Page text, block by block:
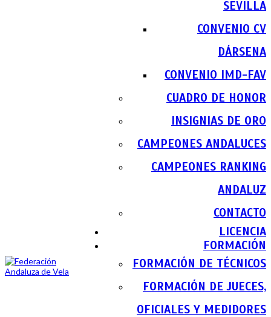
SEVILLA
CONVENIO CV
DÁRSENA
CONVENIO IMD-FAV
CUADRO DE HONOR
INSIGNIAS DE ORO
CAMPEONES ANDALUCES
CAMPEONES RANKING
ANDALUZ
CONTACTO
LICENCIA
FORMACIÓN
FORMACIÓN DE TÉCNICOS
FORMACIÓN DE JUECES,
OFICIALES Y MEDIDORES